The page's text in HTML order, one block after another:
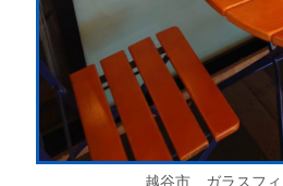
越谷市 ガラスフィ